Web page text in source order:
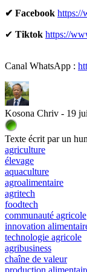
✔ Facebook https://
✔ Tiktok https://
Canal WhatsApp :
Kosona Chriv - 19
Texte écrit par un
agriculture
élevage
aquaculture
agroalimentaire
agritech
foodtech
communauté agricole
innovation
technologie agricole
agribusiness
chaîne de valeur
production